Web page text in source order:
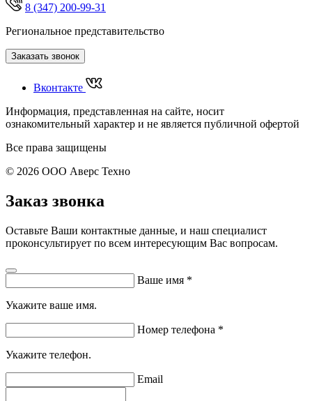
8 (347) 200-99-31
Региональное представительство
Заказать звонок
Вконтакте
Информация, представленная на сайте, носит
ознакомительный характер и не является публичной офертой
Все права защищены
© 2026 ООО Аверс Техно
Заказ звонка
Оставьте Ваши контактные данные, и наш специалист
проконсультирует по всем интересующим Вас вопросам.
Ваше имя *
Укажите ваше имя.
Номер телефона *
Укажите телефон.
Email